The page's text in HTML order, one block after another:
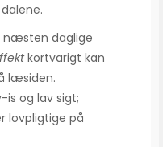
næsten daglige
kortvarigt kan
læsiden.
is og lav sigt;
lovpligtige på